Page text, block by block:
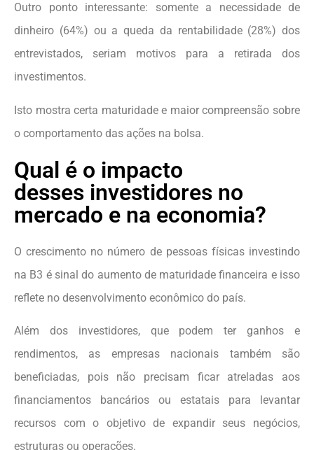
Outro ponto interessante: somente a necessidade de
dinheiro (64%) ou a queda da rentabilidade (28%) dos
entrevistados, seriam motivos para a retirada dos
investimentos.
Isto mostra certa maturidade e maior compreensão sobre
o comportamento das ações na bolsa.
Qual é o impacto
desses investidores no
mercado e na economia?
O crescimento no número de pessoas físicas investindo
na B3 é sinal do aumento de maturidade financeira e isso
reflete no desenvolvimento econômico do país.
Além dos investidores, que podem ter ganhos e
rendimentos, as empresas nacionais também são
beneficiadas, pois não precisam ficar atreladas aos
financiamentos bancários ou estatais para levantar
recursos com o objetivo de expandir seus negócios,
estruturas ou operações.